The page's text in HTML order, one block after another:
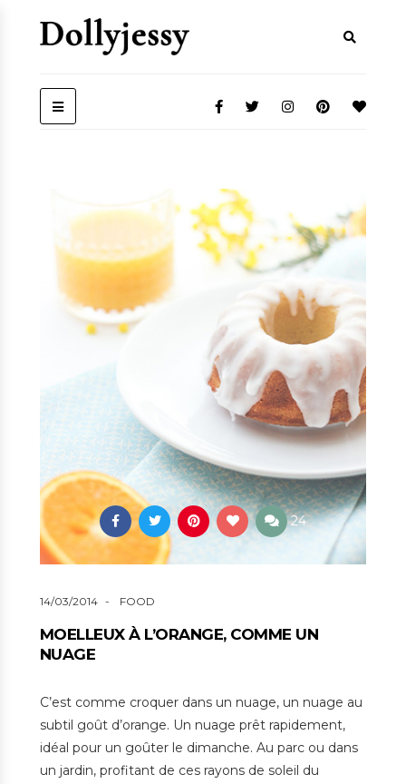
24
14/03/2014 FOOD
MOELLEUX À L’ORANGE, COMME UN
NUAGE
C’est comme croquer dans un nuage, un nuage au
subtil goût d’orange. Un nuage prêt rapidement,
idéal pour un goûter le dimanche. Au parc ou dans
un jardin, profitant de ces rayons de soleil du